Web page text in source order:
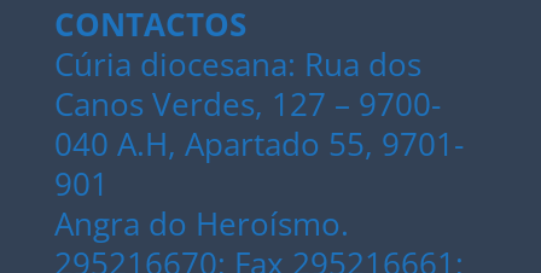
CONTACTOS
Cúria diocesana: Rua dos
Canos Verdes, 127 – 9700-
040 A.H, Apartado 55, 9701-
901
Angra do Heroísmo.
295216670; Fax 295216661;